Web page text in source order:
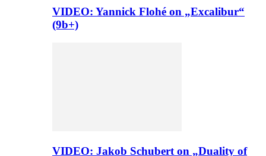
VIDEO: Yannick Flohé on „Excalibur“
(9b+)
VIDEO: Jakob Schubert on „Duality of